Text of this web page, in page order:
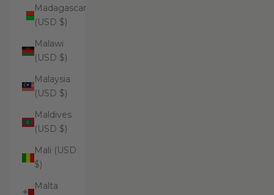
Madagascar
(USD $)
Malawi
(USD $)
Malaysia
(USD $)
Maldives
(USD $)
Mali (USD
$)
Malta